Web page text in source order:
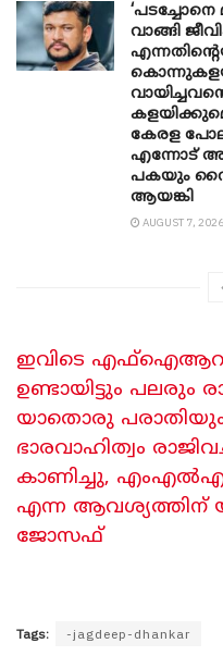
വാങ്ങി
കേരള
എന്നോട്
പകയും
ആയങ്കി
AUGUST 7, 2026
ഇവിടെ എഫ്ഐആറും
ഉണ്ടായിട്ടും പലരും
യാതൊരു പരാതിയും
ഭാരവാഹിത്വം
കാണിച്ചു, എംഎൽഎ
എന്ന ആവശ്യത്തിന്
ജോസഫ്
Tags: -jagdeep-dhankar